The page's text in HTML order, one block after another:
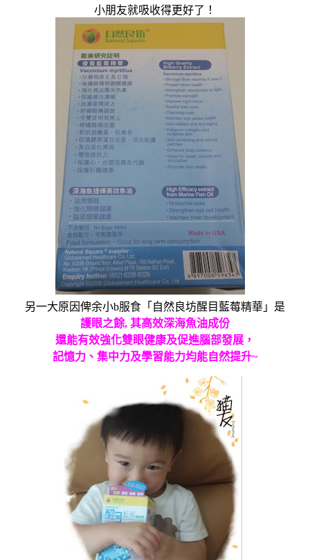
小朋友就吸收得更好了！
另一大原因俾余小b服食 「自然良坊醒目藍莓精華 」 是
護眼之餘, 其高效深海魚油成份
還能有效強化雙眼健康及促進腦部發展，
記憶力、集中力及學習能力均能自然提升~